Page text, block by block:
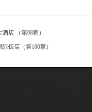
店 （第98家）
饭店（第100家）
挑错 推荐 打印